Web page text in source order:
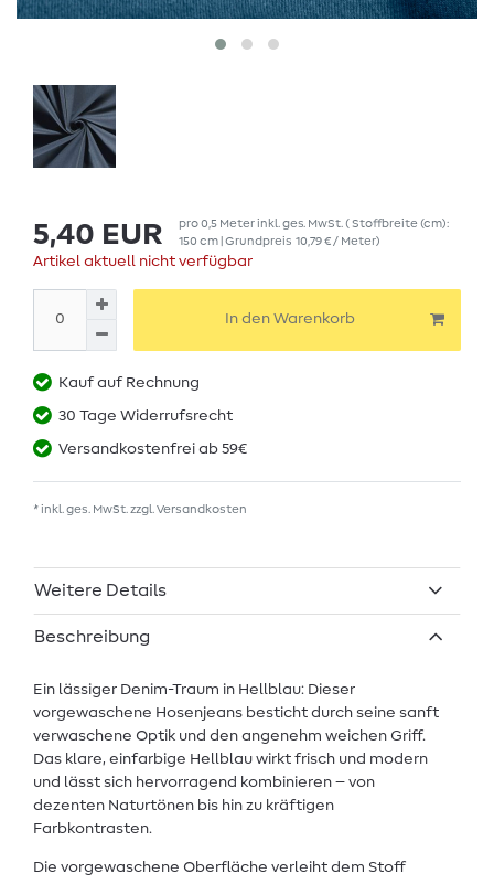
5,40 EUR pro0,5 Meterinkl. ges. MwSt. ( Stoffbreite (cm):
150 cm | Grundpreis 10,79 € / Meter)
Artikel aktuell nicht verfügbar
In den Warenkorb
Kauf auf Rechnung
30 Tage Widerrufsrecht
Versandkostenfrei ab 59€
* inkl. ges. MwSt. zzgl. Versandkosten
Weitere Details
Beschreibung
Ein lässiger Denim-Traum in Hellblau: Dieser
vorgewaschene Hosenjeans besticht durch seine sanft
verwaschene Optik und den angenehm weichen Griff.
Das klare, einfarbige Hellblau wirkt frisch und modern
und lässt sich hervorragend kombinieren – von
dezenten Naturtönen bis hin zu kräftigen
Farbkontrasten.
Die vorgewaschene Oberfläche verleiht dem Stoff